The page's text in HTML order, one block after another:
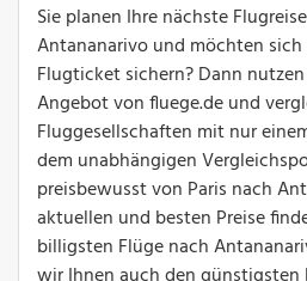
Sie planen Ihre nächste
Antananarivo und möchten
Flugticket sichern? Dann
Angebot von fluege.de und
Fluggesellschaften mit nur
dem unabhängigen
preisbewusst von Paris nach
aktuellen und besten Preise
billigsten Flüge nach